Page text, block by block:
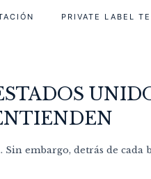
PRIVATE LABEL
embargo, detrás de cada